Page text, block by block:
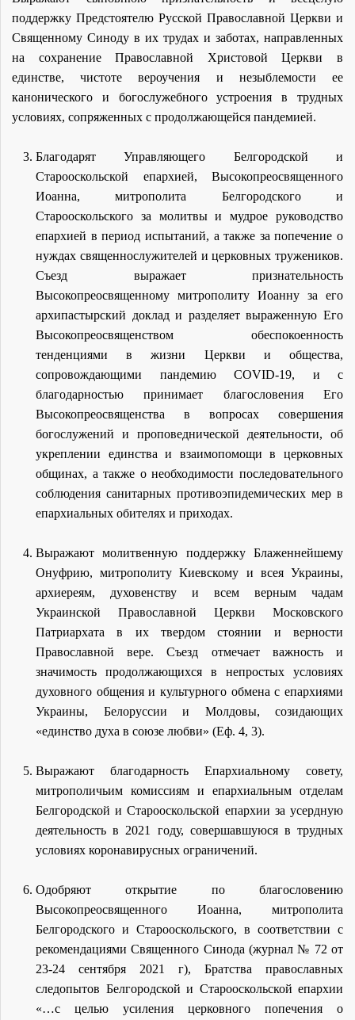
поддержку Предстоятелю Русской Православной Церкви и
Священному Синоду в их трудах и заботах, направленных
на сохранение Православной Христовой Церкви в
единстве, чистоте вероучения и незыблемости ее
канонического и богослужебного устроения в трудных
условиях, сопряженных с продолжающейся пандемией.
Благодарят Управляющего Белгородской и
Старооскольской епархией, Высокопреосвященного
Иоанна, митрополита Белгородского и
Старооскольского за молитвы и мудрое руководство
епархией в период испытаний, а также за попечение о
нуждах священнослужителей и церковных тружеников.
Съезд выражает признательность
Высокопреосвященному митрополиту Иоанну за его
архипастырский доклад и разделяет выраженную Его
Высокопреосвященством обеспокоенность
тенденциями в жизни Церкви и общества,
сопровождающими пандемию COVID-19, и с
благодарностью принимает благословения Его
Высокопреосвященства в вопросах совершения
богослужений и проповеднической деятельности, об
укреплении единства и взаимопомощи в церковных
общинах, а также о необходимости последовательного
соблюдения санитарных противоэпидемических мер в
епархиальных обителях и приходах.
Выражают молитвенную поддержку Блаженнейшему
Онуфрию, митрополиту Киевскому и всея Украины,
архиереям, духовенству и всем верным чадам
Украинской Православной Церкви Московского
Патриархата в их твердом стоянии и верности
Православной вере. Съезд отмечает важность и
значимость продолжающихся в непростых условиях
духовного общения и культурного обмена с епархиями
Украины, Белоруссии и Молдовы, созидающих
«единство духа в союзе любви» (Еф. 4, 3).
Выражают благодарность Епархиальному совету,
митрополичьим комиссиям и епархиальным отделам
Белгородской и Старооскольской епархии за усердную
деятельность в 2021 году, совершавшуюся в трудных
условиях коронавирусных ограничений.
Одобряют открытие по благословению
Высокопреосвященного Иоанна, митрополита
Белгородского и Старооскольского, в соответствии с
рекомендациями Священного Синода (журнал № 72 от
23-24 сентября 2021 г), Братства православных
следопытов Белгородской и Старооскольской епархии
«…с целью усиления церковного попечения о